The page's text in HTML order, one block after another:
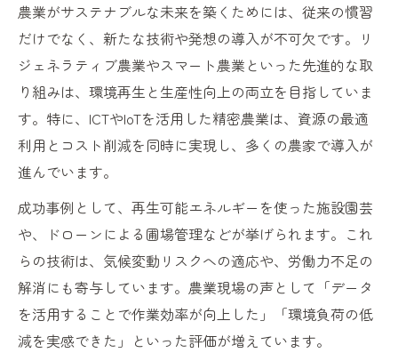
農業がサステナブルな未来を築くためには、従来の慣習
だけでなく、新たな技術や発想の導入が不可欠です。リ
ジェネラティブ農業やスマート農業といった先進的な取
り組みは、環境再生と生産性向上の両立を目指していま
す。特に、ICTやIoTを活用した精密農業は、資源の最適
利用とコスト削減を同時に実現し、多くの農家で導入が
進んでいます。
成功事例として、再生可能エネルギーを使った施設園芸
や、ドローンによる圃場管理などが挙げられます。これ
らの技術は、気候変動リスクへの適応や、労働力不足の
解消にも寄与しています。農業現場の声として「データ
を活用することで作業効率が向上した」「環境負荷の低
減を実感できた」といった評価が増えています。